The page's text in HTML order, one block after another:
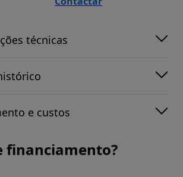
técnicas
e custos
financiamento?